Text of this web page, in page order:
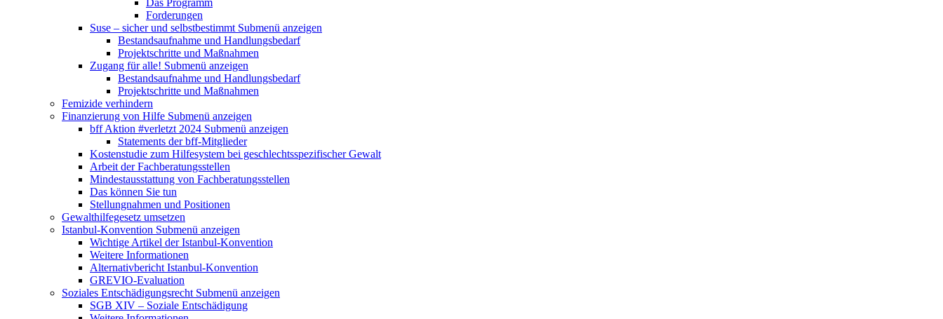
Das Programm
Forderungen
Suse – sicher und selbstbestimmt Submenü anzeigen
Bestandsaufnahme und Handlungsbedarf
Projektschritte und Maßnahmen
Zugang für alle! Submenü anzeigen
Bestandsaufnahme und Handlungsbedarf
Projektschritte und Maßnahmen
Femizide verhindern
Finanzierung von Hilfe Submenü anzeigen
bff Aktion #verletzt 2024 Submenü anzeigen
Statements der bff-Mitglieder
Kostenstudie zum Hilfesystem bei geschlechtsspezifischer Gewalt
Arbeit der Fachberatungsstellen
Mindestausstattung von Fachberatungsstellen
Das können Sie tun
Stellungnahmen und Positionen
Gewalthilfegesetz umsetzen
Istanbul-Konvention Submenü anzeigen
Wichtige Artikel der Istanbul-Konvention
Weitere Informationen
Alternativbericht Istanbul-Konvention
GREVIO-Evaluation
Soziales Entschädigungsrecht Submenü anzeigen
SGB XIV – Soziale Entschädigung